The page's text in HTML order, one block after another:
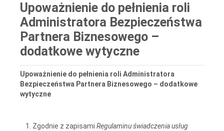
Upoważnienie do pełnienia roli
Administratora Bezpieczeństwa
Partnera Biznesowego –
dodatkowe wytyczne
Upoważnienie do pełnienia roli Administratora
Bezpieczeństwa Partnera Biznesowego – dodatkowe
wytyczne
Zgodnie z zapisami Regulaminu świadczenia usług